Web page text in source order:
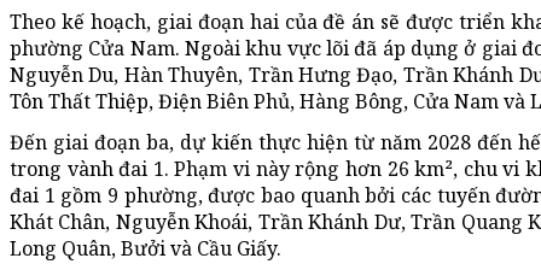
Theo kế hoạch, giai đoạn hai của đề án sẽ được triển
phường Cửa Nam. Ngoài khu vực lõi đã áp dụng ở giai
Nguyễn Du, Hàn Thuyên, Trần Hưng Đạo, Trần Khánh
Tôn Thất Thiệp, Điện Biên Phủ, Hàng Bông, Cửa Nam và
Đến giai đoạn ba, dự kiến thực hiện từ năm 2028 đến
trong vành đai 1. Phạm vi này rộng hơn 26 km², chu vi
đai 1 gồm 9 phường, được bao quanh bởi các tuyến
Khát Chân, Nguyễn Khoái, Trần Khánh Dư, Trần Quang
Long Quân, Bưởi và Cầu Giấy.